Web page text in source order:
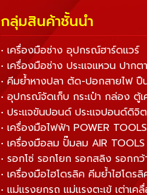
กลุ่มสินค้าชั้นนำ
• เครื่องมือช่าง อุปกรณ์ฮาร์ดแวร์
• เครื่องมือช่าง ประแจแหวน ปาก
• คีมย้ำหางปลา ตัด-ปอกสายไฟ ปื
• อุปกรณ์จัดเก็บ กระเป๋า กล่อง ตู้
• ประแจขันปอนด์ ประแจปอนด์ดิจิ
• เครื่องมือไฟฟ้า POWER TOOLS
• เครื่องมือลม ปั๊มลม AIR TOOLS
• รอกโซ่ รอกโยก รอกสลิง รอกกว้
• เครื่องมือไฮโดรลิค คีมย้ำไฮโดร
• แม่แรงยกรถ แม่แรงตะเข้ เต่าเค